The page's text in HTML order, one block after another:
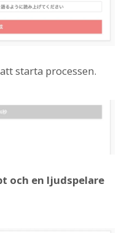
starta processen.
och en ljudspelare